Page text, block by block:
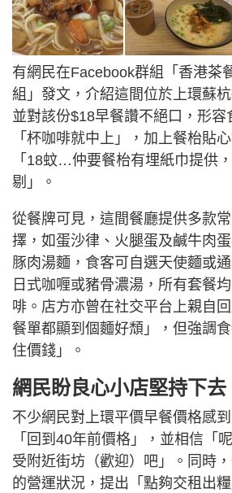
有網民在Facebook群組「香港茶
組」發文，介紹這間位於上環蘇
並對該份$18早餐讚不絕口，形容
「杯咖啡就中上」，加上餐枱貼
「18蚊…仲要餐枱有埋紙巾提供
剔」。
從餐牌可見，這間餐廳提供多款
擇，如蛋沙律、火腿蛋及鹹牛肉
豚肉湯麵，食客可自選天使麵或
日式咖喱或豬骨濃湯，所有套餐
啡。店方亦曾在社交平台上親自
餐單都顯到個麵好頹」，但強調
住價錢」。
網民盼良心小店堅持下去
不少網民對上環平價早餐價格感
「回到40年前價格」，並相信「
受附近街坊（歡迎）吧」。同時
的營運狀況，提出「點夠交租出